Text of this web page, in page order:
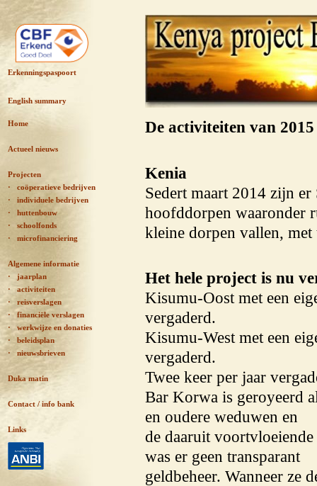
Erkenningspaspoort
English summary
Home
Actueel nieuws
Projecten
· coöperatieve bedrijven
· individuele bedrijven
· huttenbouw
· schoolfonds
· microfinanciering
Algemene informatie
· jaarplan
· activiteiten
· reisverslagen
· financiële verslagen
· werkwijze en donaties
· beleidsplan
· nieuwsbrieven
Duka matin
Contact / info bank
Links
De activiteiten van
Kenia
Sedert maart 2014 zijn
hoofddorpen waaronder
kleine dorpen vallen,
Het hele project is nu
Kisumu-Oost met een
vergaderd.
Kisumu-West met een
vergaderd.
Twee keer per jaar
Bar Korwa is geroyeerd
en oudere weduwen en
de daaruit
was er geen transparant
geldbeheer. Wanneer ze